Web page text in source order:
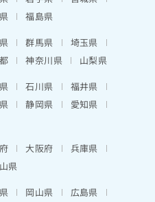
福島県
群馬県
埼玉県
神奈川県
山梨県
石川県
福井県
静岡県
愛知県
大阪府
兵庫県
県
岡山県
広島県